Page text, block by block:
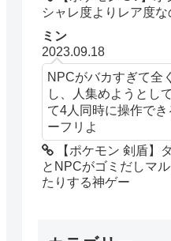
シャレ度よりレア度な
ミン
2023.09.18
NPCがバカすぎて全
し、人集めようとし
て4人同時に操作で
ーフリよ
【ポケモン 剣盾】
とNPCがゴミだしマ
たりする神ゲー